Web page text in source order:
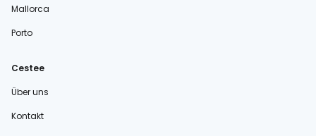
Mallorca
Porto
Cestee
Über uns
Kontakt